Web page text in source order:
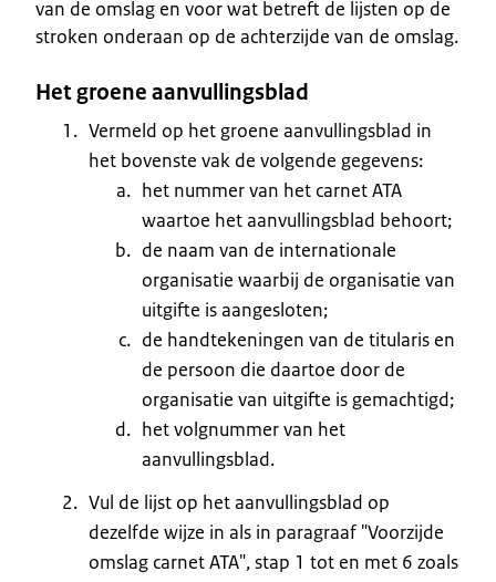
van de omslag en voor wat betreft de lijsten op de
stroken onderaan op de achterzijde van de omslag.
Het groene aanvullingsblad
Vermeld op het groene aanvullingsblad in
het bovenste vak de volgende gegevens:
het nummer van het carnet ATA
waartoe het aanvullingsblad behoort;
de naam van de internationale
organisatie waarbij de organisatie van
uitgifte is aangesloten;
de handtekeningen van de titularis en
de persoon die daartoe door de
organisatie van uitgifte is gemachtigd;
het volgnummer van het
aanvullingsblad.
Vul de lijst op het aanvullingsblad op
dezelfde wijze in als in paragraaf "Voorzijde
omslag carnet ATA", stap 1 tot en met 6 zoals